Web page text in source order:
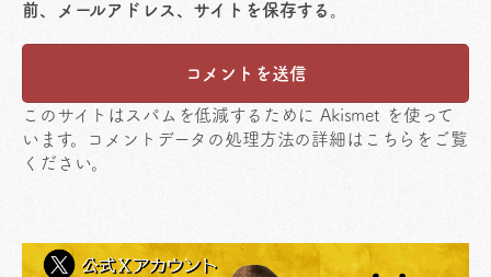
前、メールアドレス、サイトを保存する。
このサイトはスパムを低減するために Akismet を使って
います。
コメントデータの処理方法の詳細はこちらをご覧
ください。